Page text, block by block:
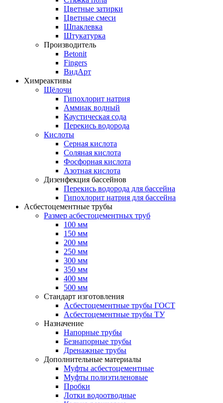
Цветные затирки
Цветные смеси
Шпаклевка
Штукатурка
Производитель
Betonit
Fingers
ВидАрт
Химреактивы
Щёлочи
Гипохлорит натрия
Аммиак водный
Каустическая сода
Перекись водорода
Кислоты
Серная кислота
Соляная кислота
Фосфорная кислота
Азотная кислота
Дизенфекция бассейнов
Перекись водорода для бассейна
Гипохлорит натрия для бассейна
Асбестоцементные трубы
Размер асбестоцементных труб
100 мм
150 мм
200 мм
250 мм
300 мм
350 мм
400 мм
500 мм
Стандарт изготовления
Асбестоцементные трубы ГОСТ
Асбестоцементные трубы ТУ
Назначение
Напорные трубы
Безнапорные трубы
Дренажные трубы
Дополнительные материалы
Муфты асбестоцементные
Муфты полиэтиленовые
Пробки
Лотки водоотводные